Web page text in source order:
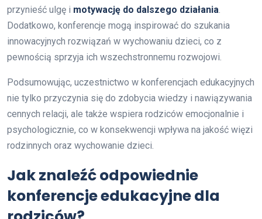
przynieść ulgę i motywację do dalszego działania.
Dodatkowo, konferencje mogą inspirować do szukania
innowacyjnych rozwiązań w wychowaniu dzieci, co z
pewnością sprzyja ich wszechstronnemu rozwojowi.
Podsumowując, uczestnictwo w konferencjach edukacyjnych
nie tylko przyczynia się do zdobycia wiedzy i nawiązywania
cennych relacji, ale także wspiera rodziców emocjonalnie i
psychologicznie, co w konsekwencji wpływa na jakość więzi
rodzinnych oraz wychowanie dzieci.
Jak znaleźć odpowiednie
konferencje edukacyjne dla